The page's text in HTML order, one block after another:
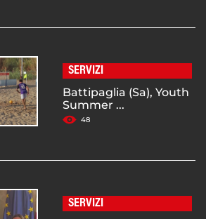
SERVIZI
Battipaglia (Sa), Youth
Summer ...
48
SERVIZI